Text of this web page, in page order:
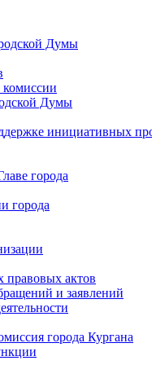
Думы
комиссии
Думы
инициативных
города
города
актов
и заявлений
города Кургана